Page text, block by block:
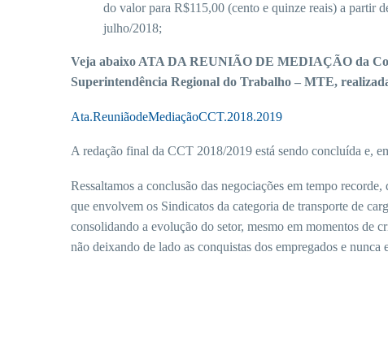
do valor para R$115,00 (cento e quinze reais) a partir
julho/2018;
Veja abaixo ATA DA REUNIÃO DE MEDIAÇÃO da
Superintendência Regional do Trabalho – MTE,
Ata.ReuniãodeMediaçãoCCT.2018.2019
A redação final da CCT 2018/2019 está sendo concluída e,
Ressaltamos a conclusão das negociações em tempo
que envolvem os Sindicatos da categoria de transporte de
consolidando a evolução do setor, mesmo em momentos de
não deixando de lado as conquistas dos empregados e